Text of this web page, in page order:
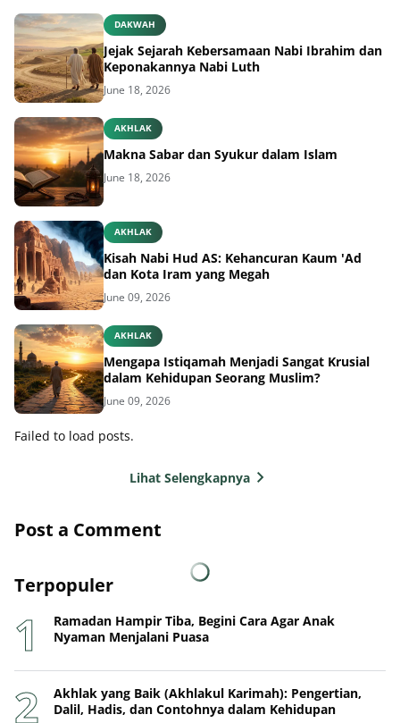
DAKWAH
Jejak Sejarah Kebersamaan Nabi Ibrahim dan
Keponakannya Nabi Luth
June 18, 2026
AKHLAK
Makna Sabar dan Syukur dalam Islam
June 18, 2026
AKHLAK
Kisah Nabi Hud AS: Kehancuran Kaum 'Ad
dan Kota Iram yang Megah
June 09, 2026
AKHLAK
Mengapa Istiqamah Menjadi Sangat Krusial
dalam Kehidupan Seorang Muslim?
June 09, 2026
Failed to load posts.
Lihat Selengkapnya
Post a Comment
Terpopuler
Ramadan Hampir Tiba, Begini Cara Agar Anak
Nyaman Menjalani Puasa
Akhlak yang Baik (Akhlakul Karimah): Pengertian,
Dalil, Hadis, dan Contohnya dalam Kehidupan